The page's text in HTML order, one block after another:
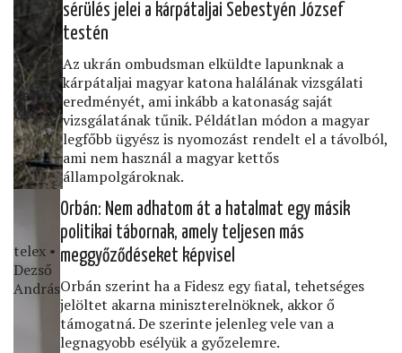
Szabad
Európa
•
Kerényi
György
sérülés jelei a kárpátaljai Sebestyén József
testén
Az ukrán ombudsman elküldte lapunknak a
kárpátaljai magyar katona halálának vizsgálati
eredményét, ami inkább a katonaság saját
vizsgálatának tűnik. Példátlan módon a magyar
legfőbb ügyész is nyomozást rendelt el a távolból,
ami nem használ a magyar kettős
állampolgároknak.
telex •
Dezső
András
Orbán: Nem adhatom át a hatalmat egy másik
politikai tábornak, amely teljesen más
meggyőződéseket képvisel
Orbán szerint ha a Fidesz egy ﬁatal, tehetséges
jelöltet akarna miniszterelnöknek, akkor ő
támogatná. De szerinte jelenleg vele van a
legnagyobb esélyük a győzelemre.